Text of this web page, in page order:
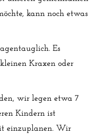
kann noch etwas
Es
Kraxen oder
wir legen etwa 7
Kindern ist
einzuplanen. Wir